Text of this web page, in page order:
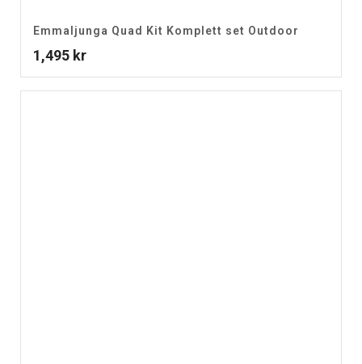
Emmaljunga Quad Kit Komplett set Outdoor
1,495 kr